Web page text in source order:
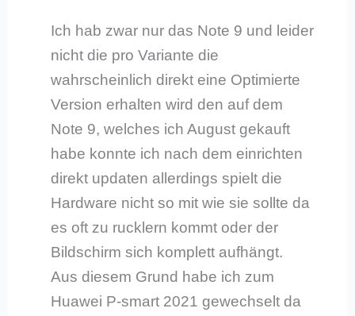
Ich hab zwar nur das Note 9 und leider
nicht die pro Variante die
wahrscheinlich direkt eine Optimierte
Version erhalten wird den auf dem
Note 9, welches ich August gekauft
habe konnte ich nach dem einrichten
direkt updaten allerdings spielt die
Hardware nicht so mit wie sie sollte da
es oft zu rucklern kommt oder der
Bildschirm sich komplett aufhängt.
Aus diesem Grund habe ich zum
Huawei P-smart 2021 gewechselt da